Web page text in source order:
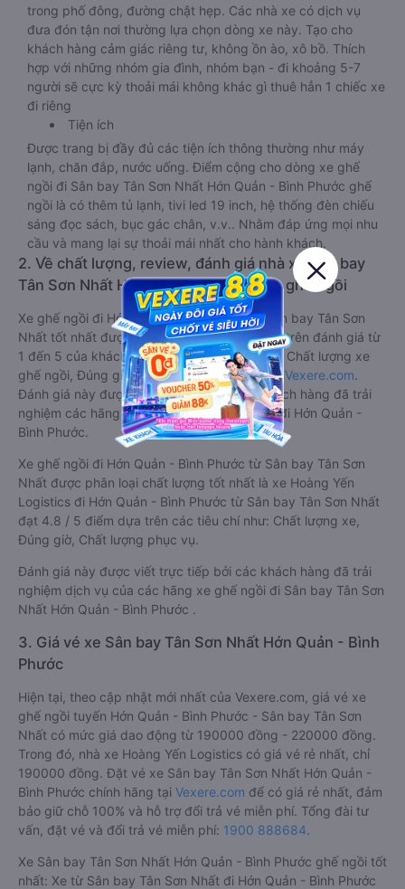
trong phố đông, đường chật hẹp. Các nhà xe có dịch vụ
đưa đón tận nơi thường lựa chọn dòng xe này. Tạo cho
khách hàng cảm giác riêng tư, không ồn ào, xô bồ. Thích
hợp với những nhóm gia đình, nhóm bạn - đi khoảng 5-7
người sẽ cực kỳ thoải mái không khác gì thuê hẳn 1 chiếc xe
đi riêng
Tiện ích
Được trang bị đầy đủ các tiện ích thông thường như máy
lạnh, chăn đắp, nước uống. Điểm cộng cho dòng xe ghế
ngồi đi Sân bay Tân Sơn Nhất Hớn Quản - Bình Phước ghế
ngồi là có thêm tủ lạnh, tivi led 19 inch, hệ thống đèn chiếu
sáng đọc sách, bục gác chân, v.v.. Nhằm đáp ứng mọi nhu
cầu và mang lại sự thoải mái nhất cho hành khách.
2. Về chất lượng, review, đánh giá nhà xe Sân bay
Tân Sơn Nhất Hớn Quản - Bình Phước ghế ngồi
Xe ghế ngồi đi Hớn Quản - Bình Phước từ Sân bay Tân Sơn
Nhất tốt nhất được phân loại chất lượng dựa trên đánh giá từ
1 đến 5 của khách hàng với các tiêu chí như: Chất lượng xe
ghế ngồi, Đúng giờ, Chất lượng phục vụ trênVexere.com.
Đánh giá này được viết trực tiếp bởi các khách hàng đã trải
nghiệm các hãng Xe Sân bay Tân Sơn Nhất đi Hớn Quản -
Bình Phước.
Xe ghế ngồi đi Hớn Quản - Bình Phước từ Sân bay Tân Sơn
Nhất được phân loại chất lượng tốt nhất là xe Hoàng Yến
Logistics đi Hớn Quản - Bình Phước từ Sân bay Tân Sơn Nhất
đạt 4.8 / 5 điểm dựa trên các tiêu chí như: Chất lượng xe,
Đúng giờ, Chất lượng phục vụ.
Đánh giá này được viết trực tiếp bởi các khách hàng đã trải
nghiệm dịch vụ của các hãng xe ghế ngồi đi Sân bay Tân Sơn
Nhất Hớn Quản - Bình Phước .
3. Giá vé xe Sân bay Tân Sơn Nhất Hớn Quản - Bình
Phước
Hiện tại, theo cập nhật mới nhất của Vexere.com, giá vé xe
ghế ngồi tuyến Hớn Quản - Bình Phước - Sân bay Tân Sơn
Nhất có mức giá dao động từ 190000 đồng - 220000 đồng.
Trong đó, nhà xe Hoàng Yến Logistics có giá vé rẻ nhất, chỉ
190000 đồng. Đặt vé xe Sân bay Tân Sơn Nhất Hớn Quản -
Bình Phước chính hãng tại Vexere.com để có giá rẻ nhất, đảm
bảo giữ chỗ 100% và hỗ trợ đổi trả vé miễn phí. Tổng đài tư
vấn, đặt vé và đổi trả vé miễn phí: 1900 888684.
Xe Sân bay Tân Sơn Nhất Hớn Quản - Bình Phước ghế ngồi tốt
nhất: Xe từ Sân bay Tân Sơn Nhất đi Hớn Quản - Bình Phước